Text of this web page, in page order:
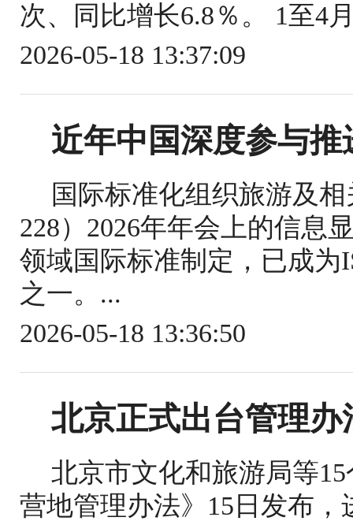
次、同比增长6.8％。 1至4
2026-05-18 13:37:09
近年中国深度参与
国际标准化组织旅游及
228）2026年年会上的信息
领域国际标准制定，已成为
之一。...
2026-05-18 13:36:50
北京正式出台管理
北京市文化和旅游局等
营地管理办法》15日发布